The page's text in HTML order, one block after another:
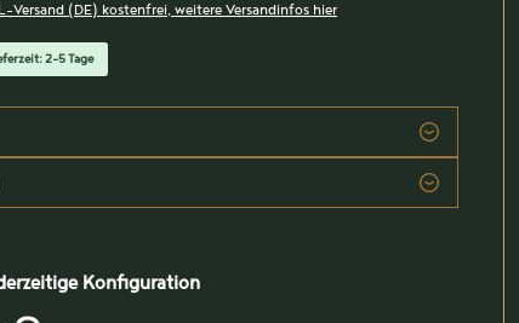
Versand (DE) kostenfrei, weitere Versandinfos hier
2-5 Tage
Konfiguration